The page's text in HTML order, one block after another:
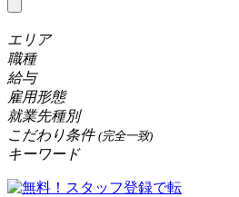
エリア
職種
給与
雇用形態
就業先種別
こだわり条件 (完全一致)
キーワード